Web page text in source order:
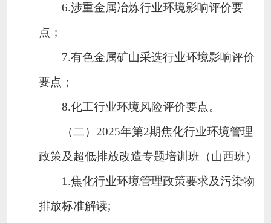
6.涉重金属冶炼行业环境影响评价要
点；
7.有色金属矿山采选行业环境影响评价
要点；
8.化工行业环境风险评价要点。
（二） 2025年第2期焦化行业环境管理
政策及超低排放改造专题培训班（山西班）
1.焦化行业环境管理政策要求及污染物
排放标准解读;